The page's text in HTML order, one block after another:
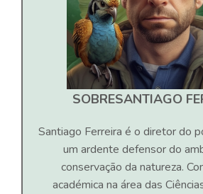
SOBRESANTIAGO
Santiago Ferreira é o diretor do
um ardente defensor do
conservação da natureza.
académica na área das